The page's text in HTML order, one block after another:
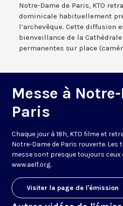
Notre-Dame de Paris, KTO
dominicale habituellement
l’archevêque. Cette diffusion
bienveillance de la
permanentes sur place
Messe à
Paris
Chaque jour à 18h, KTO filme et
Notre-Dame de Paris rouverte. Les
messe sont presque toujours ceux
www.aelf.org.
Visiter la page de l'émission